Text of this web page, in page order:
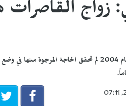
زواج
منذ تعديل مدونة الأسرة في المغرب عام 2004 لم تحقق